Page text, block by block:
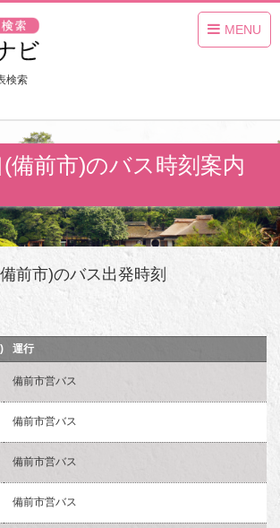
MENU
検索
備前市)のバス時刻案内
前市)のバス出発時刻
運行
備前市営バス
備前市営バス
備前市営バス
備前市営バス